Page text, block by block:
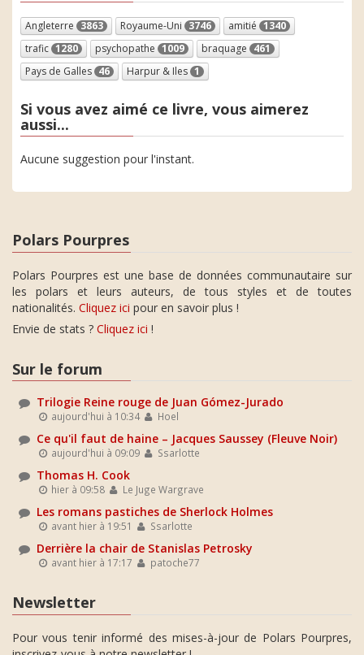
Angleterre 3863 Royaume-Uni 3746 amitié 1340
trafic 1280 psychopathe 1009 braquage 461
Pays de Galles 46 Harpur & Iles 1
Si vous avez aimé ce livre, vous aimerez
aussi...
Aucune suggestion pour l'instant.
Polars Pourpres
Polars Pourpres est une base de données communautaire sur
les polars et leurs auteurs, de tous styles et de toutes
nationalités. Cliquez ici pour en savoir plus !
Envie de stats ? Cliquez ici !
Sur le forum
Trilogie Reine rouge de Juan Gómez-Jurado
aujourd'hui à 10:34 Hoel
Ce qu'il faut de haine – Jacques Saussey (Fleuve Noir)
aujourd'hui à 09:09 Ssarlotte
Thomas H. Cook
hier à 09:58 Le Juge Wargrave
Les romans pastiches de Sherlock Holmes
avant hier à 19:51 Ssarlotte
Derrière la chair de Stanislas Petrosky
avant hier à 17:17 patoche77
Newsletter
Pour vous tenir informé des mises-à-jour de Polars Pourpres,